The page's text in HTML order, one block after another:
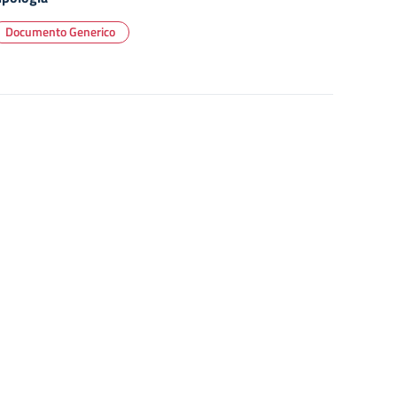
Documento Generico